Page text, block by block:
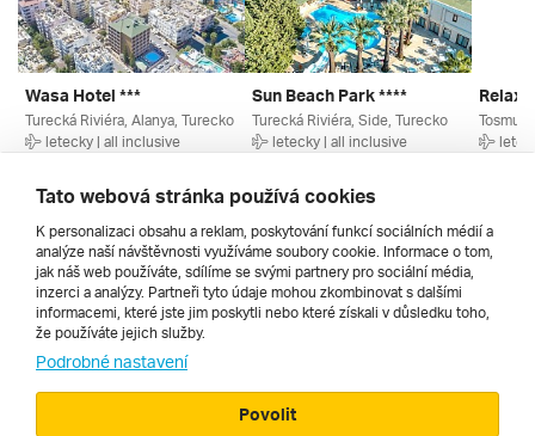
Wasa Hotel ***
Turecká Riviéra, Alanya, Turecko
letecky | all inclusive
15 745 Kč
Sun Beach Park ****
Turecká Riviéra, Side, Turecko
letecky | all inclusive
17 990 Kč
Relax
Všechny
Cestopisy
Tato webová stránka používá cookies
K personalizaci obsahu a reklam, poskytování funkcí sociálních médií a
analýze naší návštěvnosti využíváme soubory cookie. Informace o tom,
jak náš web používáte, sdílíme se svými partnery pro sociální média,
inzerci a analýzy. Partneři tyto údaje mohou zkombinovat s dalšími
informacemi, které jste jim poskytli nebo které získali v důsledku toho,
že používáte jejich služby.
Podrobné nastavení
Povolit